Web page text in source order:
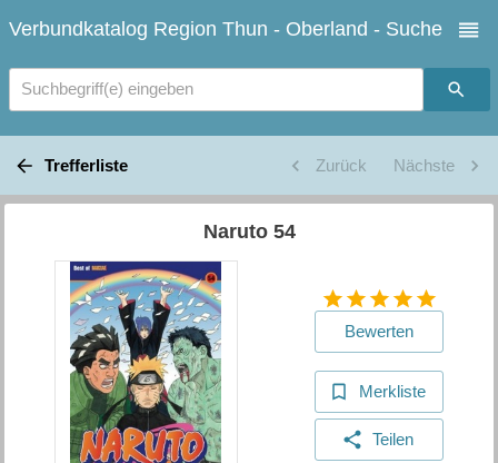
Verbundkatalog Region Thun - Oberland - Suche
Suchbegriff(e) eingeben
Trefferliste Zurück Nächste
Naruto 54
Bewerten
Merkliste
Teilen